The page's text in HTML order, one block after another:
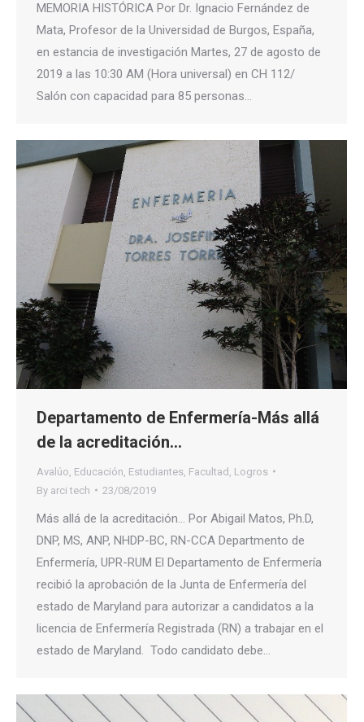
MEMORIA HISTÓRICA Por Dr. Ignacio Fernández de
Mata, Profesor de la Universidad de Burgos, España,
en estancia de investigación Martes, 27 de agosto de
2019 a las 10:30 AM (Hora universal) en CH 112/
Salón con capacidad para 85 personas…
Departamento de Enfermería-Más allá
de la acreditación…
Avalúo Educación Estudiantes Facultad Logros
By arci tech 23/08/2019
Más allá de la acreditación… Por Abigail Matos, Ph.D,
DNP, MS, ANP, NHDP-BC, RN-CCA Departmento de
Enfermería, UPR-RUM El Departamento de Enfermería
recibió la aprobación de la Junta de Enfermería del
estado de Maryland para autorizar a candidatos a la
licencia de Enfermería Registrada (RN) a trabajar en el
estado de Maryland. Todo candidato debe…